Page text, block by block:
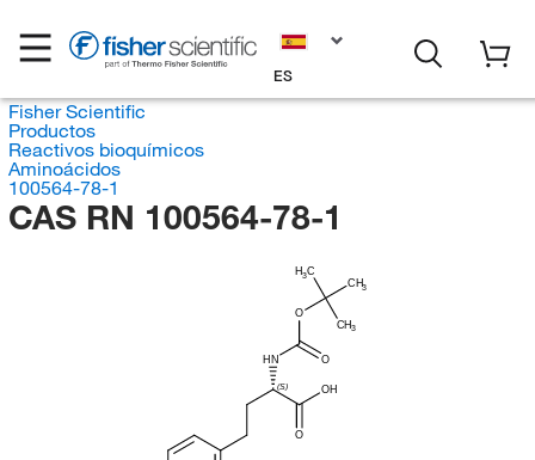
ES
Fisher Scientific
Productos
Reactivos bioquímicos
Aminoácidos
100564-78-1
CAS RN 100564-78-1
CH3
H3C
CH3
O
O
HN
(S) OH
O